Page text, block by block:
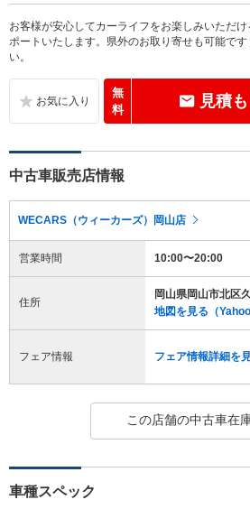
お客様が安心してカーライフをお楽しみいただ
ポートいたします。県外のお取り寄せも可能で
い。
無
料
見積
中古車販売店情報
WECARS（ウィーカーズ）岡山店
営業時間 10:00〜20:00
住所
岡山県岡山市北区
地図を見る（
フェア情報 フェア情報詳細を
この店舗の中古車在
車種スペック